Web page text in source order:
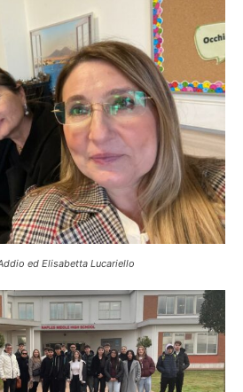
ed Elisabetta Lucariello